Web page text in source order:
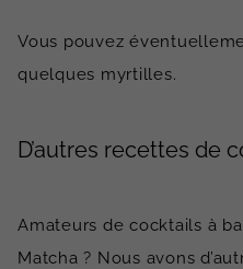
Vous pouvez
quelques myrtilles.
D’autres recettes de
Amateurs de cocktails à
Matcha ? Nous avons